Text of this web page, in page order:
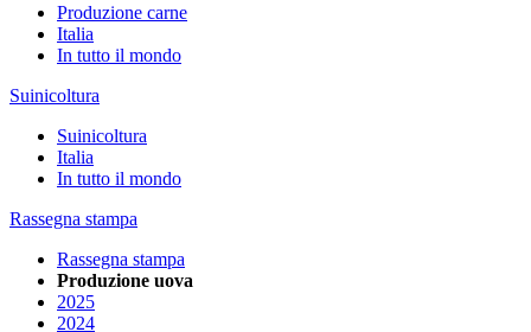
Produzione carne
Italia
In tutto il mondo
Suinicoltura
Suinicoltura
Italia
In tutto il mondo
Rassegna stampa
Rassegna stampa
Produzione uova
2025
2024